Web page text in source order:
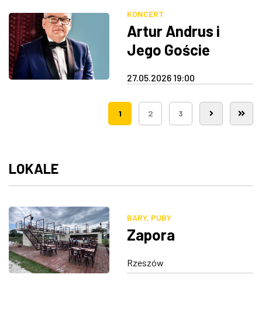
KONCERT
Artur Andrus i
Jego Goście
27.05.2026 19:00
1 2 3
LOKALE
BARY, PUBY
Zapora
Rzeszów